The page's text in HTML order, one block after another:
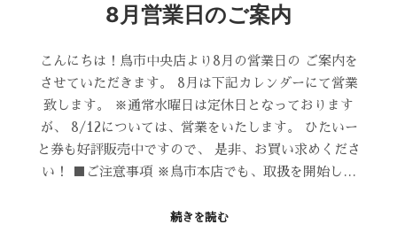
8月営業日のご案内
こんにちは！鳥市中央店より8月の営業日の ご案内を
させていただきます。 8月は下記カレンダーにて営業
致します。 ※通常水曜日は定休日となっております
が、 8/12については、営業をいたします。 ひたいー
と券も好評販売中ですので、 是非、お買い求めくださ
い！ ■ご注意事項 ※鳥市本店でも、取扱を開始し…
続きを読む